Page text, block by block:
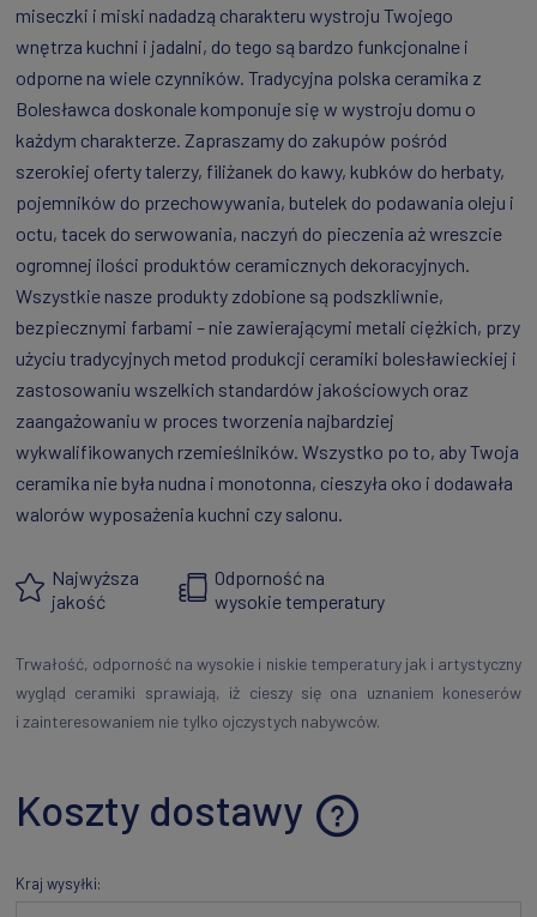
miseczki i miski nadadzą charakteru wystroju Twojego
wnętrza kuchni i jadalni, do tego są bardzo funkcjonalne i
odporne na wiele czynników. Tradycyjna polska ceramika z
Bolesławca doskonale komponuje się w wystroju domu o
każdym charakterze. Zapraszamy do zakupów pośród
szerokiej oferty talerzy, filiżanek do kawy, kubków do herbaty,
pojemników do przechowywania, butelek do podawania oleju i
octu, tacek do serwowania, naczyń do pieczenia aż wreszcie
ogromnej ilości produktów ceramicznych dekoracyjnych.
Wszystkie nasze produkty zdobione są podszkliwnie,
bezpiecznymi farbami – nie zawierającymi metali ciężkich, przy
użyciu tradycyjnych metod produkcji ceramiki bolesławieckiej i
zastosowaniu wszelkich standardów jakościowych oraz
zaangażowaniu w proces tworzenia najbardziej
wykwalifikowanych rzemieślników. Wszystko po to, aby Twoja
ceramika nie była nudna i monotonna, cieszyła oko i dodawała
walorów wyposażenia kuchni czy salonu.
Najwyższa
jakość
Odporność na
wysokie temperatury
Trwałość, odporność na wysokie i niskie temperatury jak i artystyczny
wygląd ceramiki sprawiają, iż cieszy się ona uznaniem koneserów
i zainteresowaniem nie tylko ojczystych nabywców.
Koszty dostawy
Cena nie zawiera ewentualnych kosztów płatności
Kraj wysyłki: